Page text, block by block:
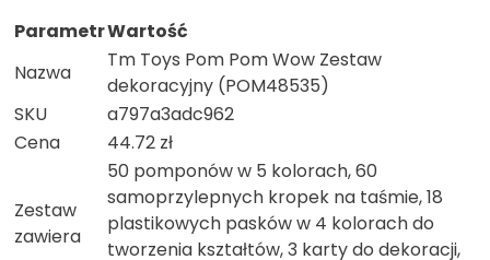
ParametrWartość
Nazwa
Tm Toys Pom Pom Wow Zestaw
dekoracyjny (POM48535)
SKU
a797a3adc962
Cena
44.72 zł
Zestaw
zawiera
50 pomponów w 5 kolorach, 60
samoprzylepnych kropek na taśmie, 18
plastikowych pasków w 4 kolorach do
tworzenia kształtów, 3 karty do dekoracji,